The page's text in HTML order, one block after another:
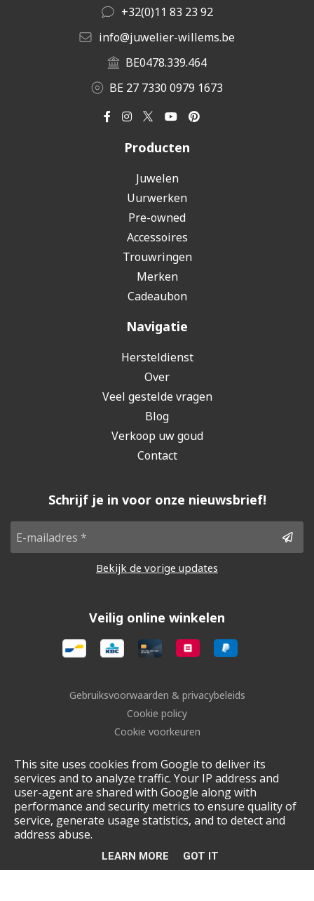
+32(0)11 83 23 92
info@juwelier-willems.be
BE0478.339.464
BE 27 7330 0979 1673
Producten
Juwelen
Uurwerken
Pre-owned
Accessoires
Trouwringen
Merken
Cadeaubon
Navigatie
Hersteldienst
Over
Veel gestelde vragen
Blog
Verkoop uw goud
Contact
Schrijf je in voor onze nieuwsbrief!
Bekijk de vorige updates
Veilig online winkelen
Gebruiksvoorwaarden & privacybeleids
Cookie policy
Cookie voorkeuren
Login
UP-TO-DATE WebDesign
This site uses cookies from Google to deliver its
services and to analyze traffic. Your IP address and
user-agent are shared with Google along with
performance and security metrics to ensure quality of
service, generate usage statistics, and to detect and
address abuse.
LEARN MORE GOT IT